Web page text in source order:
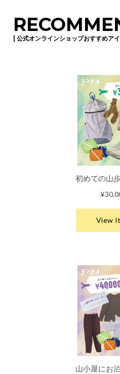
[ 公式オンラインショップおすすめア